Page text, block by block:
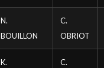
N.
BOUILLON
C.
OBRIOT
K.
C.